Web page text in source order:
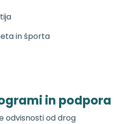
in športa
in podpora
odvisnosti od drog